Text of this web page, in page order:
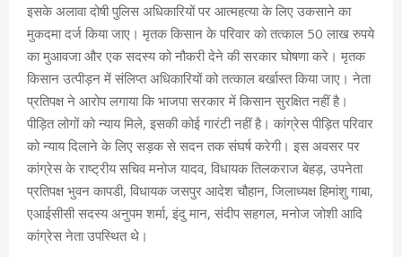
इसके अलावा दोषी पुलिस अधिकारियों पर आत्महत्या के लिए उकसाने का
मुकदमा दर्ज किया जाए। मृतक किसान के परिवार को तत्काल 50 लाख रुपये
का मुआवजा और एक सदस्य को नौकरी देने की सरकार घोषणा करे। मृतक
किसान उत्पीड़न में संलिप्त अधिकारियों को तत्काल बर्खास्त किया जाए। नेता
प्रतिपक्ष ने आरोप लगाया कि भाजपा सरकार में किसान सुरक्षित नहीं है।
पीड़ित लोगों को न्याय मिले, इसकी कोई गारंटी नहीं है। कांग्रेस पीड़ित परिवार
को न्याय दिलाने के लिए सड़क से सदन तक संघर्ष करेगी। इस अवसर पर
कांग्रेस के राष्ट्रीय सचिव मनोज यादव, विधायक तिलकराज बेहड़, उपनेता
प्रतिपक्ष भुवन कापडी, विधायक जसपुर आदेश चौहान, जिलाध्यक्ष हिमांशु गाबा,
एआईसीसी सदस्य अनुपम शर्मा, इंदु मान, संदीप सहगल, मनोज जोशी आदि
कांग्रेस नेता उपस्थित थे।